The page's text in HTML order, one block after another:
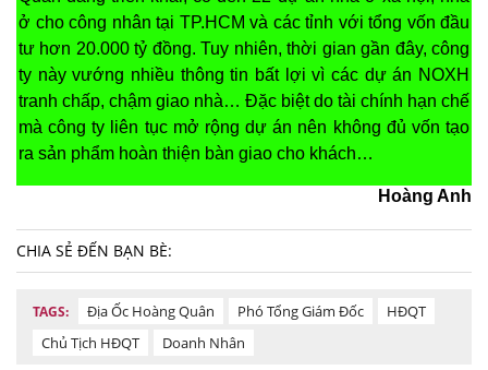
ở cho công nhân tại TP.HCM và các tỉnh với tổng vốn đầu
tư hơn 20.000 tỷ đồng. Tuy nhiên, thời gian gần đây, công
ty này vướng nhiều thông tin bất lợi vì các dự án NOXH
tranh chấp, chậm giao nhà… Đặc biệt do tài chính hạn chế
mà công ty liên tục mở rộng dự án nên không đủ vốn tạo
ra sản phẩm hoàn thiện bàn giao cho khách…
Hoàng Anh
CHIA SẺ ĐẾN BẠN BÈ:
TAGS: Địa Ốc Hoàng Quân Phó Tổng Giám Đốc
HĐQT
Chủ Tịch HĐQT
Doanh Nhân